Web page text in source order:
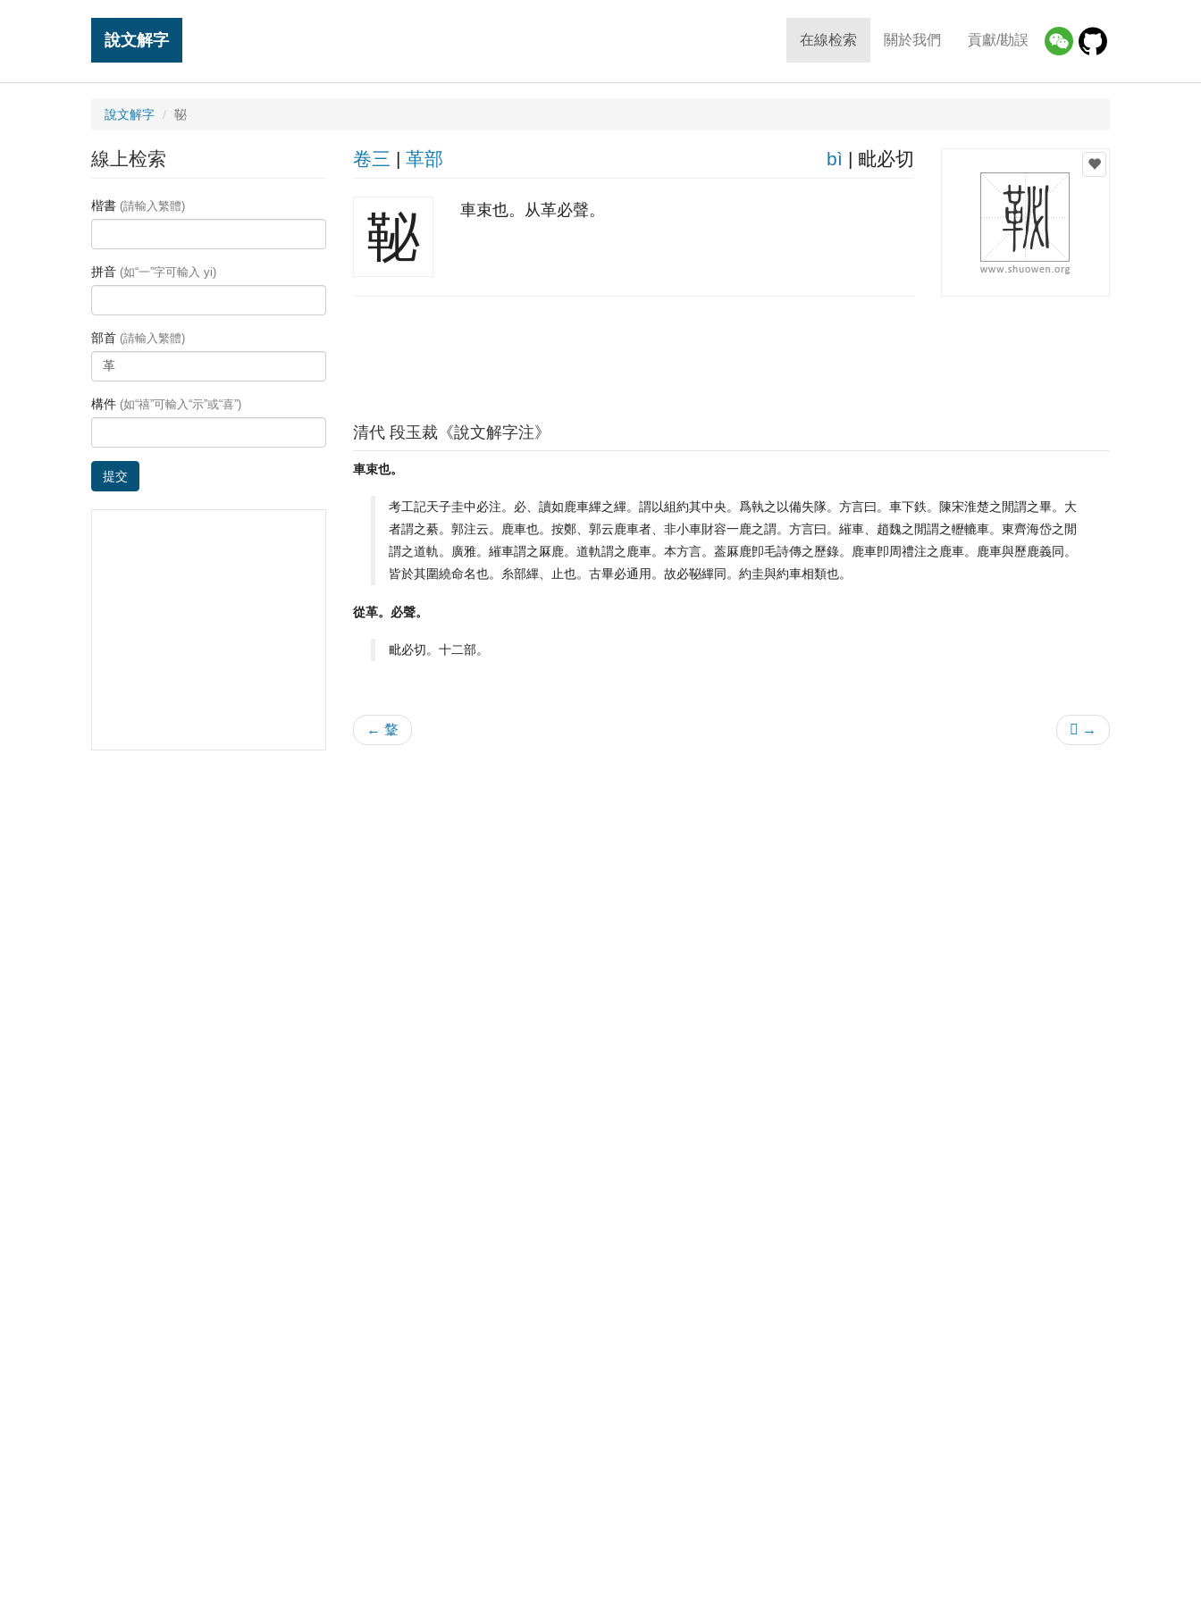
說文解字 在線检索 關於我們 貢獻/勘誤
說文解字 䩛
卷三 | 革部 bì | 毗必切
䩛 車束也。从革必聲。
清代 段玉裁《說文解字注》
車束也。
考工記天子圭中必注。必、讀如鹿車縪之縪。謂以組約其中央。爲執之以備失隊。方言曰。車下鉄。陳宋淮楚之閒謂之畢。大
者謂之綦。郭注云。鹿車也。按鄭、郭云鹿車者、非小車財容一鹿之謂。方言曰。繀車、趙魏之閒謂之轣轆車。東齊海岱之閒
謂之道軌。廣雅。繀車謂之厤鹿。道軌謂之鹿車。本方言。葢厤鹿卽毛詩傳之歷錄。鹿車卽周禮注之鹿車。鹿車與歷鹿義同。
皆於其圍繞命名也。糸部縪、止也。古畢必通用。故必䩛縪同。約圭與約車相類也。
從革。必聲。
毗必切。十二部。
← 鞪 𩎑 →
線上检索
楷書 (請輸入繁體)
拼音 (如“一”字可輸入 yi)
部首 (請輸入繁體)
構件 (如“禧”可輸入“示”或“喜”)
提交